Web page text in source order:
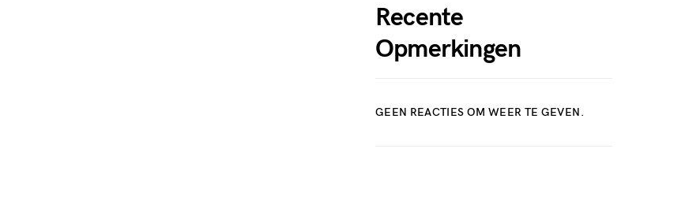
Recente
Opmerkingen
GEEN REACTIES OM WEER TE GEVEN.